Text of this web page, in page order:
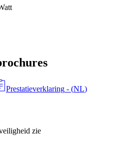
Prestatieverklaring - (NL)
zie